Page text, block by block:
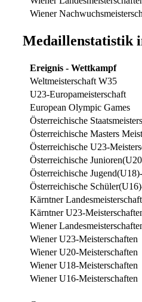
Wiener
Medaillenstatistik
Ereignis - Wettkampf
Weltmeisterschaft W35
U23-Europameisterschaft
European Olympic Games
Österreichische
Österreichische Masters
Österreichische U23-
Österreichische
Österreichische
Österreichische
Kärntner
Kärntner U23-
Wiener
Wiener U23-Meisterschaften
Wiener U20-Meisterschaften
Wiener U18-Meisterschaften
Wiener U16-Meisterschaften